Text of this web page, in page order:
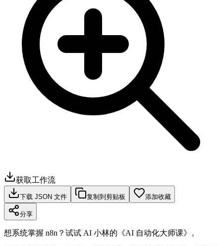
获取工作流
下载 JSON 文件 复制到剪贴板 添加收藏
分享
想系统掌握 n8n？试试 AI 小林的《AI 自动化大师课》。